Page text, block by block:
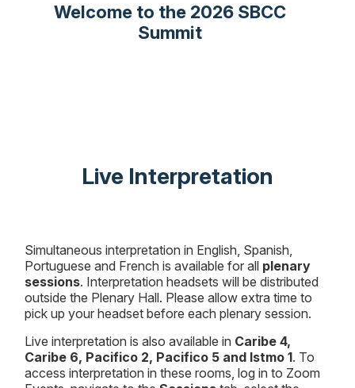
Welcome to the 2026 SBCC
Summit
Live Interpretation
Simultaneous interpretation in English, Spanish,
Portuguese and French is available for all plenary
sessions. Interpretation headsets will be distributed
outside the Plenary Hall. Please allow extra time to
pick up your headset before each plenary session.
Live interpretation is also available in Caribe 4,
Caribe 6, Pacifico 2, Pacifico 5 and Istmo 1. To
access interpretation in these rooms, log in to Zoom